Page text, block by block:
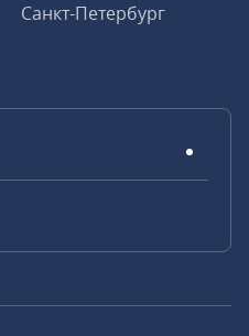
Санкт-Петербург